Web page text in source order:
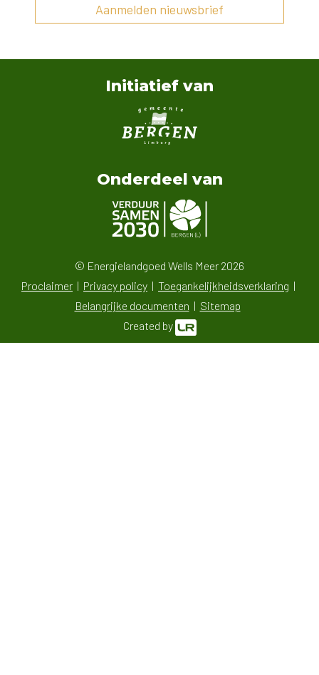
Aanmelden nieuwsbrief
Initiatief van
Onderdeel van
© Energielandgoed Wells Meer 2026
Proclaimer
Privacy policy
Toegankelijkheidsverklaring
Belangrijke documenten
Sitemap
Created by